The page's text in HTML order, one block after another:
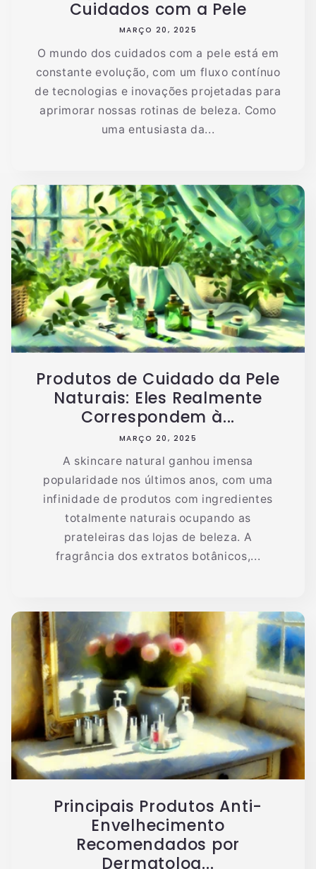
Cuidados com a Pele
MARÇO 20, 2025
O mundo dos cuidados com a pele está em
constante evolução, com um fluxo contínuo
de tecnologias e inovações projetadas para
aprimorar nossas rotinas de beleza. Como
uma entusiasta da...
Produtos de Cuidado da Pele
Naturais: Eles Realmente
Correspondem à...
MARÇO 20, 2025
A skincare natural ganhou imensa
popularidade nos últimos anos, com uma
infinidade de produtos com ingredientes
totalmente naturais ocupando as
prateleiras das lojas de beleza. A
fragrância dos extratos botânicos,...
Principais Produtos Anti-
Envelhecimento
Recomendados por
Dermatolog...